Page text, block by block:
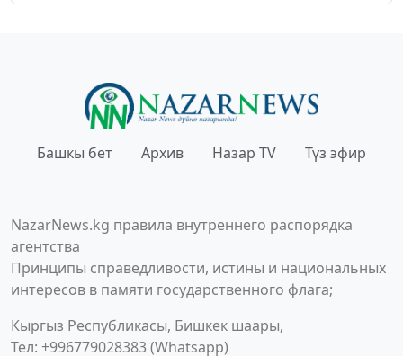
Башкы бет Архив Назар TV Түз эфир
NazarNews.kg правила внутреннего распорядка
агентства
Принципы справедливости, истины и национальных
интересов в памяти государственного флага;
Кыргыз Республикасы, Бишкек шаары,
Тел: +996779028383 (Whatsapp)